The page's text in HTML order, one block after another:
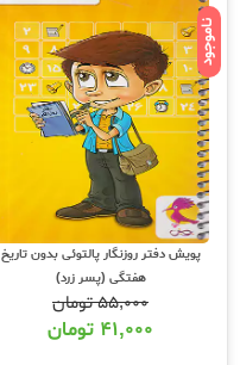
ناموجود
پویش دفتر روزنگار پالتوئی بدون تاریخ
هفتگی (پسر زرد)
۵۵,۰۰۰تومان
۴۱,۰۰۰ تومان